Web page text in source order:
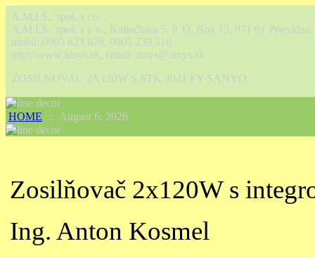
A.M.I.S., spol. s r.o. ,
A.M.I.S., spol. s r. o., Kalinčiaka 5, P. O. Box 13, 971 01 Prievidza,
mobil: 0905 623 676, 0905 239 516
http://www.amys.sk, email: amys@amys.sk
ZOSILNOVAC 2X120W S STK 4041 FY SANYO
HOME :: August 6, 2026
Zosilňovač 2x120W s
Ing. Anton Kosmel